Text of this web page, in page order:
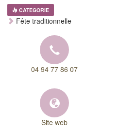
CATEGORIE
Fête traditionnelle
04 94 77 86 07
Site web